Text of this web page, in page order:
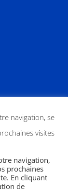
navigation, se
visites
navigation,
prochaines
En cliquant
de